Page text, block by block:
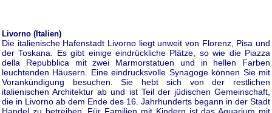
Livorno (Italien)
Die italienische Hafenstadt Livorno liegt unweit von Florenz, Pisa und
der Toskana. Es gibt einige eindrückliche Plätze, so wie die Piazza
della Repubblica mit zwei Marmorstatuen und in hellen Farben
leuchtenden Häusern. Eine eindrucksvolle Synagoge können Sie mit
Vorankündigung besuchen. Sie hebt sich von der restlichen
italienischen Architektur ab und ist Teil der jüdischen Gemeinschaft,
die in Livorno ab dem Ende des 16. Jahrhunderts begann in der Stadt